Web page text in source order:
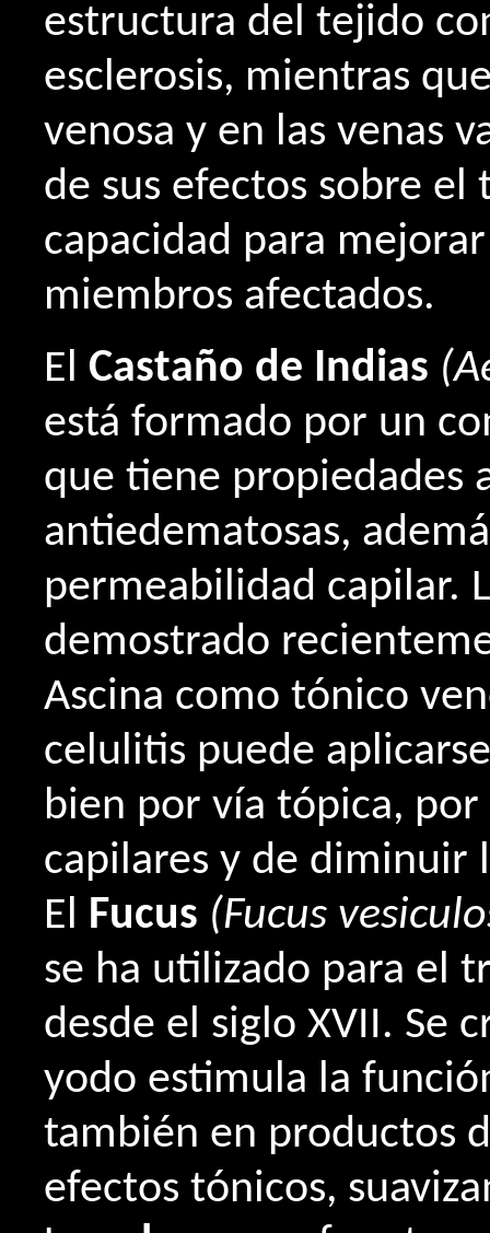
estructura del tejido
esclerosis, mientras
venosa y en las venas
de sus efectos sobre
capacidad para
miembros afectados.
El Castaño de Indias
está formado por un
que tiene propiedades
antiedematosas,
permeabilidad capilar.
demostrado
Ascina como tónico
celulitis puede
bien por vía tópica,
capilares y de diminuir
El Fucus (Fucus
se ha utilizado para el
desde el siglo XVII. Se
yodo estimula la
también en productos
efectos tónicos,